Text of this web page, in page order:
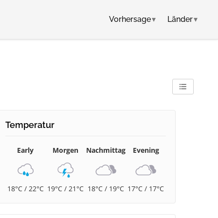
Vorhersage▾ Länder▾
Temperatur
Early
18°C / 22°C
Morgen
19°C / 21°C
Nachmittag
18°C / 19°C
Evening
17°C / 17°C